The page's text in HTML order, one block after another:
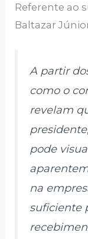
Referente ao
Baltazar
A partir
como o
revelam
pode
na
suficiente